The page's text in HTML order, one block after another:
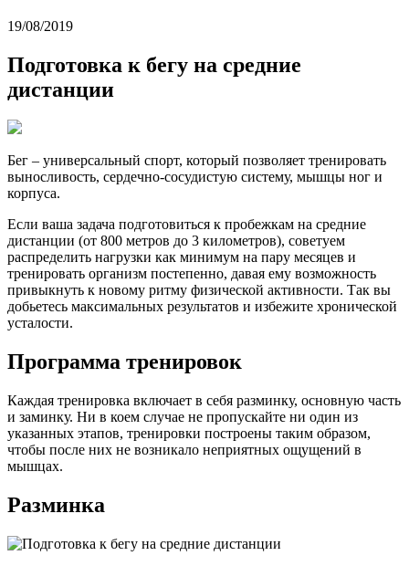
19/08/2019
Подготовка к бегу на средние
дистанции
Бег – универсальный спорт, который позволяет тренировать
выносливость, сердечно-сосудистую систему, мышцы ног и
корпуса.
Если ваша задача подготовиться к пробежкам на средние
дистанции (от 800 метров до 3 километров), советуем
распределить нагрузки как минимум на пару месяцев и
тренировать организм постепенно, давая ему возможность
привыкнуть к новому ритму физической активности. Так вы
добьетесь максимальных результатов и избежите хронической
усталости.
Программа тренировок
Каждая тренировка включает в себя разминку, основную часть
и заминку. Ни в коем случае не пропускайте ни один из
указанных этапов, тренировки построены таким образом,
чтобы после них не возникало неприятных ощущений в
мышцах.
Разминка